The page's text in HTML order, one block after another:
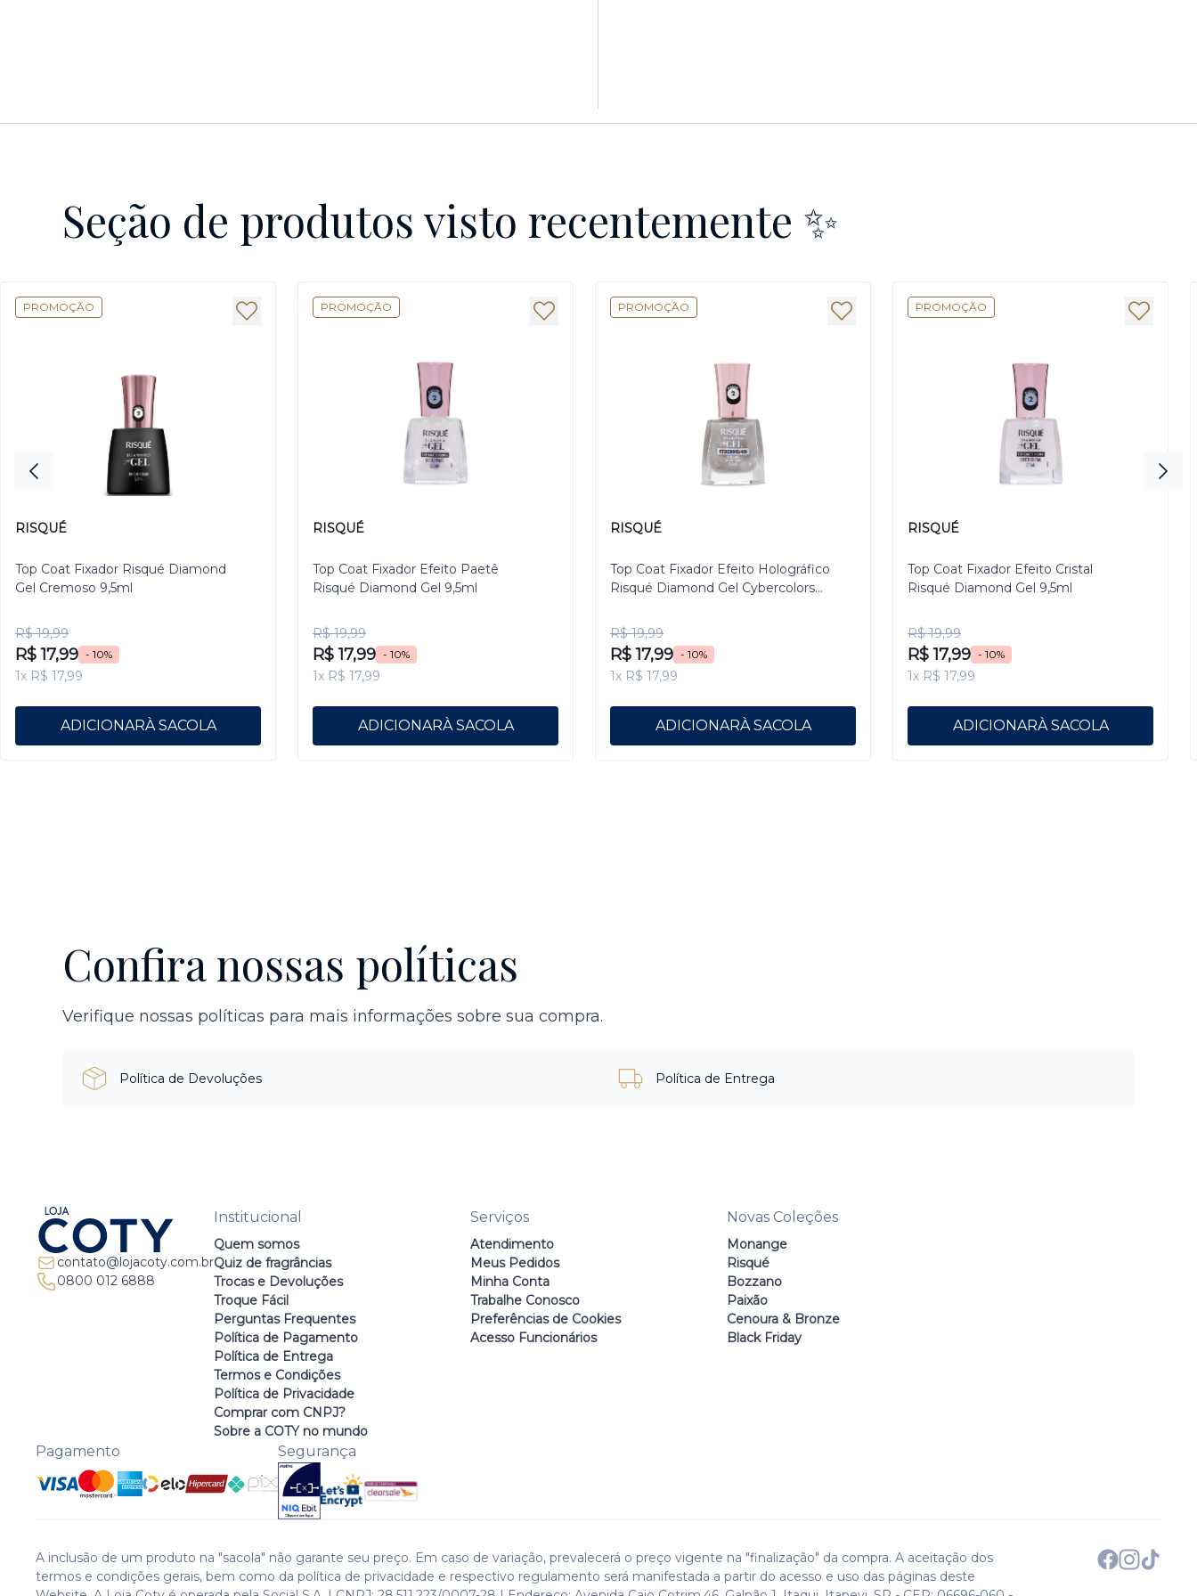
Seção de produtos visto recentemente ✨
PROMOÇÃO
RISQUÉ
Top Coat Fixador Risqué Diamond
Gel Cremoso 9,5ml
R$ 19,99
R$ 17,99 - 10%
1x R$ 17,99
ADICIONAR
PROMOÇÃO
RISQUÉ
Top Coat Fixador Efeito Paetê
Risqué Diamond Gel 9,5ml
R$ 19,99
R$ 17,99 - 10%
1x R$ 17,99
ADICIONAR
PROMOÇÃO
RISQUÉ
Top Coat Fixador Efeito Holográfico
Risqué Diamond Gel Cybercolors
R$ 19,99
R$ 17,99 - 10%
1x R$ 17,99
ADICIONAR
PROMOÇÃO
RISQUÉ
Top Coat Fixador Efeito Cristal
Risqué Diamond Gel 9,5ml
R$ 19,99
R$ 17,99 - 10%
1x R$ 17,99
ADICIONAR
Confira nossas políticas
Verifique nossas políticas para mais informações sobre sua compra.
Política de Devoluções Política de Entrega
contato@lojacoty.com.br
0800 012 6888
Institucional
Quem somos
Quiz de fragrâncias
Trocas e Devoluções
Troque Fácil
Perguntas Frequentes
Política de Pagamento
Política de Entrega
Termos e Condições
Política de Privacidade
Comprar com CNPJ?
Sobre a COTY no mundo
Serviços
Atendimento
Meus Pedidos
Minha Conta
Trabalhe Conosco
Preferências de Cookies
Acesso Funcionários
Novas Coleções
Monange
Risqué
Bozzano
Paixão
Cenoura & Bronze
Black Friday
Pagamento Segurança
A inclusão de um produto na "sacola" não garante seu preço. Em caso de variação, prevalecerá o preço vigente na "finalização" da compra. A aceitação dos
termos e condições gerais, bem como da política de privacidade e respectivo regulamento será manifestada a partir do acesso e uso das páginas deste